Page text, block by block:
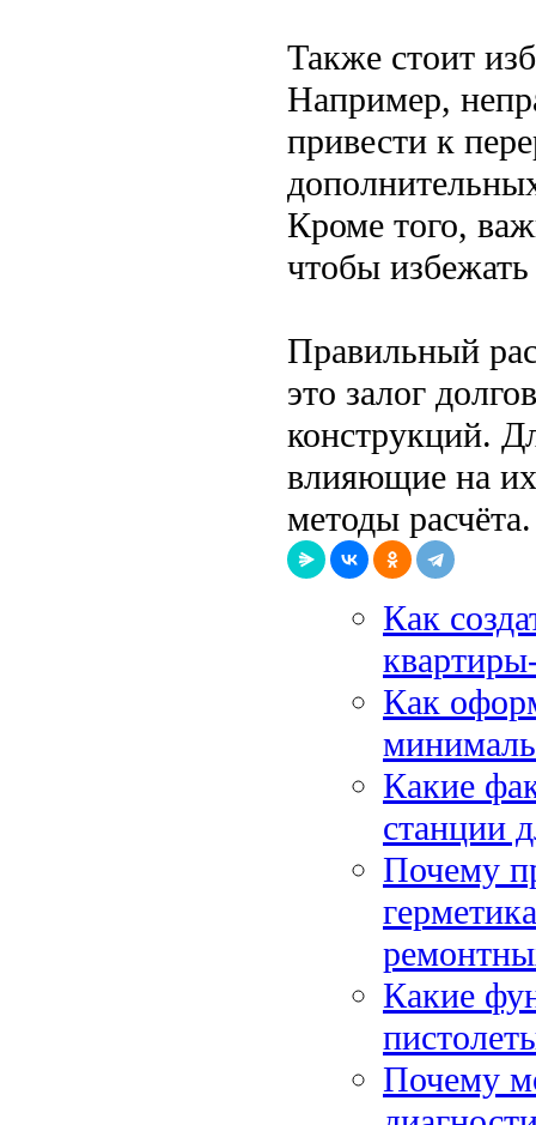
Также стоит
Например,
привести к
Кроме того,
чтобы
Правильный
это залог
конструкций.
влияющие на
методы расчёта.
Как
Как
Какие
станции
Почему
Какие
Почему